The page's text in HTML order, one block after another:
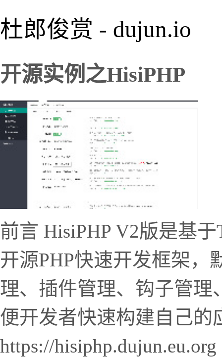
杜郎俊赏 - dujun.io
开源实例之HisiPHP
前言 HisiPHP V2版是基
开源PHP快速开发框架，
理、插件管理、钩子管理
便开发者快速构建自己的
https://